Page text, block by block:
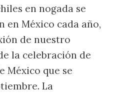
en nogada se
en México cada año,
de nuestro
la celebración de
México que se
La